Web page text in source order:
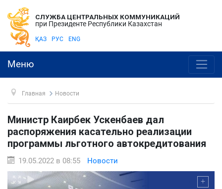
СЛУЖБА ЦЕНТРАЛЬНЫХ КОММУНИКАЦИЙ
при Президенте Республики Казахстан
ҚАЗ РУС ENG
Меню
Главная Новости
Министр Каирбек Ускенбаев дал
распоряжения касательно реализации
программы льготного автокредитования
19.05.2022 в 08:55 Новости